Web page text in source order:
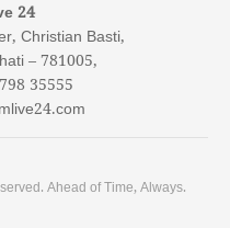
24
Christian Basti,
– 781005,
35555
Ahead of Time, Always.